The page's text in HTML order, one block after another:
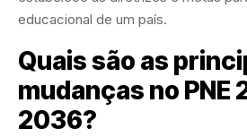
educacional de um país.
Quais são as
mudanças no PNE
2036?